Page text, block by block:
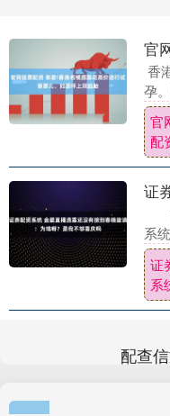
香
孕
胎
也
前
官
配
1
系
啥
和证
系
配查